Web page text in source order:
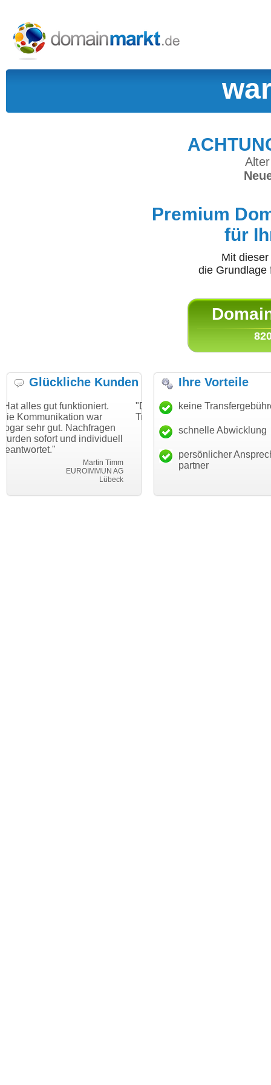
Premium
für
Mit
die
Glückliche Kunden
war
individuell
"Danke für den schnellen
Transfer und guten Service!"
Thomas Schäfer
i can eckert communication GmbH
"Ich bin
haben. Die
mein
Ihre Vorteile
keine
schnelle Abwicklung
persönlicher
partner